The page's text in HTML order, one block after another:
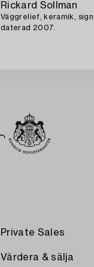
Rickard Sollman
Väggrelief, keramik,
daterad 2007.
Private Sales
Värdera & sälja